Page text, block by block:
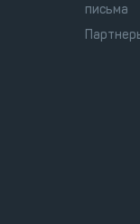
письма